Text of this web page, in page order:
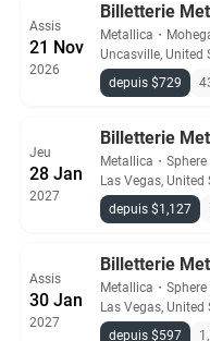
Assis
21 Nov
2026
Billetterie
Metallica ・
Uncasville, United
depuis $729
Jeu
28 Jan
2027
Billetterie
Metallica ・
Las Vegas, United
depuis $1,127
Assis
30 Jan
2027
Billetterie
Metallica ・
Las Vegas, United
depuis $597